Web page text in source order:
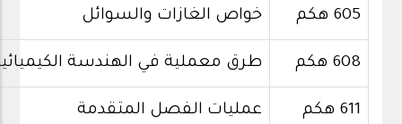
605 هكم خواص الغازات والسوائل
608 هكم طرق معملية في الهندسة
611 هكم عمليات الفصل المتقدمة